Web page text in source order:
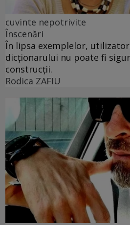
cuvinte nepotrivite
Înscenări
În lipsa exemplelor,
dicționarului nu poate fi
construcții.
Rodica ZAFIU